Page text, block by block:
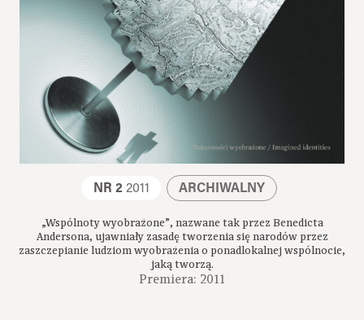
NR 22011 ARCHIWALNY
„Wspólnoty wyobrażone”, nazwane tak przez Benedicta
Andersona, ujawniały zasadę tworzenia się narodów przez
zaszczepianie ludziom wyobrażenia o ponadlokalnej wspólnocie,
jaką tworzą.
Premiera: 2011